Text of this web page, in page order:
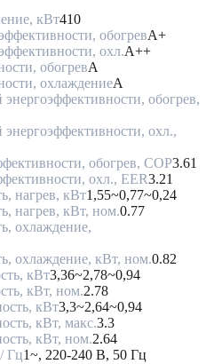
кВт410
обогревA+
охл.A++
обогревA
охлаждениеA
обогрев,
охл.,
обогрев, COP3.61
охл., EER3.21
нагрев, кВт1,55~0,77~0,24
нагрев, кВт, ном.0.77
охлаждение,
охлаждение, кВт, ном.0.82
кВт3,36~2,78~0,94
кВт, ном.2.78
кВт3,3~2,64~0,94
кВт, макс.3.3
кВт, ном.2.64
Гц1~, 220-240 В, 50 Гц